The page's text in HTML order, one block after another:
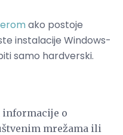
ako postoje
instalacije Windows-
samo hardverski.
informacije o
mrežama ili